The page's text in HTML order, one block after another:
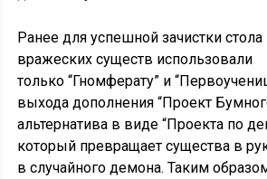
Ранее для успешной зачистки
вражеских существ использовали
только “Гномферату” и
выхода дополнения “Проект
альтернатива в виде “Проекта по
который превращает существа в
в случайного демона. Таким